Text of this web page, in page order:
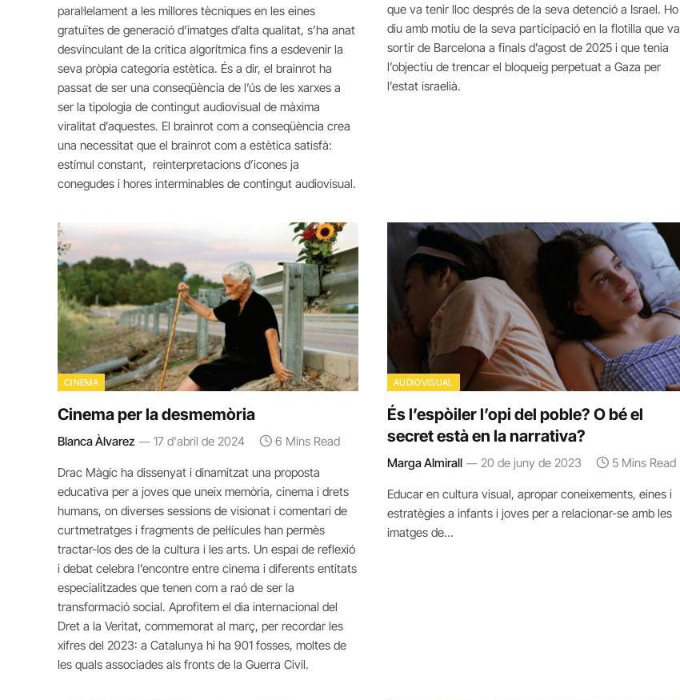
paral·lelament a les millores tècniques en les eines
gratuïtes de generació d’imatges d’alta qualitat, s’ha anat
desvinculant de la crítica algorítmica fins a esdevenir la
seva pròpia categoria estètica. És a dir, el brainrot ha
passat de ser una conseqüència de l’ús de les xarxes a
ser la tipologia de contingut audiovisual de màxima
viralitat d’aquestes. El brainrot com a conseqüència crea
una necessitat que el brainrot com a estètica satisfà:
estímul constant, reinterpretacions d’icones ja
conegudes i hores interminables de contingut audiovisual.
que va tenir lloc després de la seva detenció a Israel. Ho
diu amb motiu de la seva participació en la flotilla que va
sortir de Barcelona a finals d’agost de 2025 i que tenia
l’objectiu de trencar el bloqueig perpetuat a Gaza per
l’estat israelià.
CINEMA
Cinema per la desmemòria
Blanca Àlvarez 17 d'abril de 2024 6 Mins Read
Drac Màgic ha dissenyat i dinamitzat una proposta
educativa per a joves que uneix memòria, cinema i drets
humans, on diverses sessions de visionat i comentari de
curtmetratges i fragments de pel·lícules han permès
tractar-los des de la cultura i les arts. Un espai de reflexió
i debat celebra l’encontre entre cinema i diferents entitats
especialitzades que tenen com a raó de ser la
transformació social. Aprofitem el dia internacional del
Dret a la Veritat, commemorat al març, per recordar les
xifres del 2023: a Catalunya hi ha 901 fosses, moltes de
les quals associades als fronts de la Guerra Civil.
AUDIOVISUAL
És l’espòiler l’opi del poble? O bé el
secret està en la narrativa?
Marga Almirall 20 de juny de 2023 5 Mins Read
Educar en cultura visual, apropar coneixements, eines i
estratègies a infants i joves per a relacionar-se amb les
imatges de…